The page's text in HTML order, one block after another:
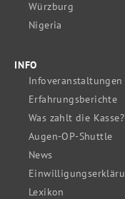
Würzburg
Nigeria
INFO
Infoveranstaltungen
Erfahrungsberichte
Was zahlt die Kasse?
Augen-OP-Shuttle
News
Lexikon